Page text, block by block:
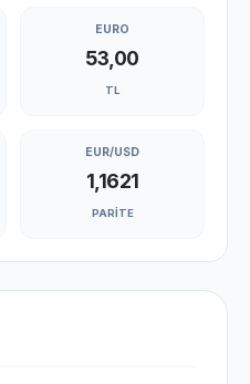
EURO
53,00
TL
EUR/USD
1,1621
PARITE